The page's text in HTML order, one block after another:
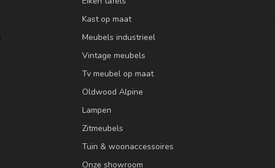
Kast op maat
Meubels industrieel
Vintage meubels
Tv meubel op maat
Oldwood Alpine
Lampen
Zitmeubels
Tuin & woonaccessoires
Onze showroom